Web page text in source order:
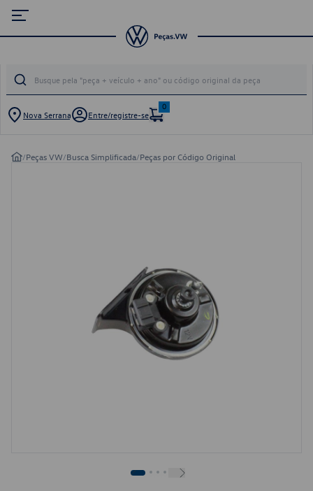
Nova Serrana Entre/registre-se
0
/Peças VW/Busca Simplificada/Peças por Código Original